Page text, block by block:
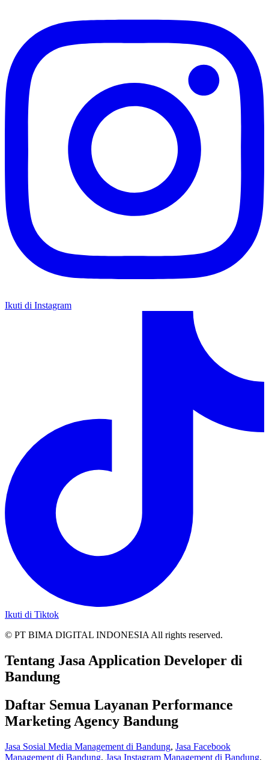
Ikuti di Instagram
Ikuti di Tiktok
© PT BIMA DIGITAL INDONESIA All rights reserved.
Tentang Jasa Application Developer di
Bandung
Daftar Semua Layanan Performance
Marketing Agency Bandung
Jasa Sosial Media Management di Bandung, Jasa Facebook
Management di Bandung, Jasa Instagram Management di Bandung,